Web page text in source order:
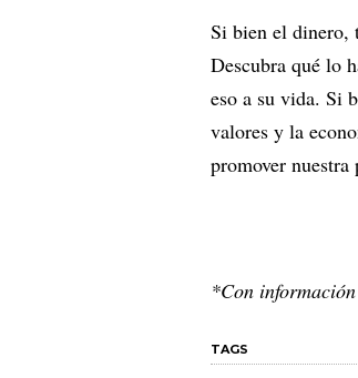
Si bien el dinero,
Descubra qué lo
eso a su vida. Si
valores y la
promover
*Con
TAGS